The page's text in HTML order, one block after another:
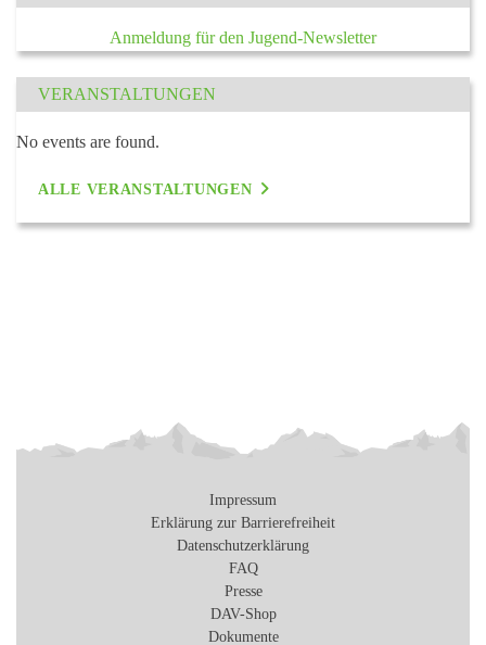
Anmeldung für den Jugend-Newsletter
VERANSTALTUNGEN
No events are found.
ALLE VERANSTALTUNGEN
Impressum
Erklärung zur Barrierefreiheit
Datenschutzerklärung
FAQ
Presse
DAV-Shop
Dokumente